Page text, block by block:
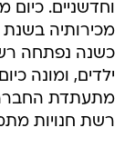
כשנה נפתחה
מתעתדת החברה
רשת חנויות